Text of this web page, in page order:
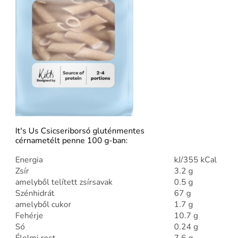
It's Us Csicseriborsó gluténmentes
cérnametélt penne 100 g-ban:
Energia
kJ/355 kCal
Zsír
3.2 g
amelyből telített zsírsavak
0.5 g
Szénhidrát
67 g
amelyből cukor
1.7 g
Fehérje
10.7 g
Só
0.24 g